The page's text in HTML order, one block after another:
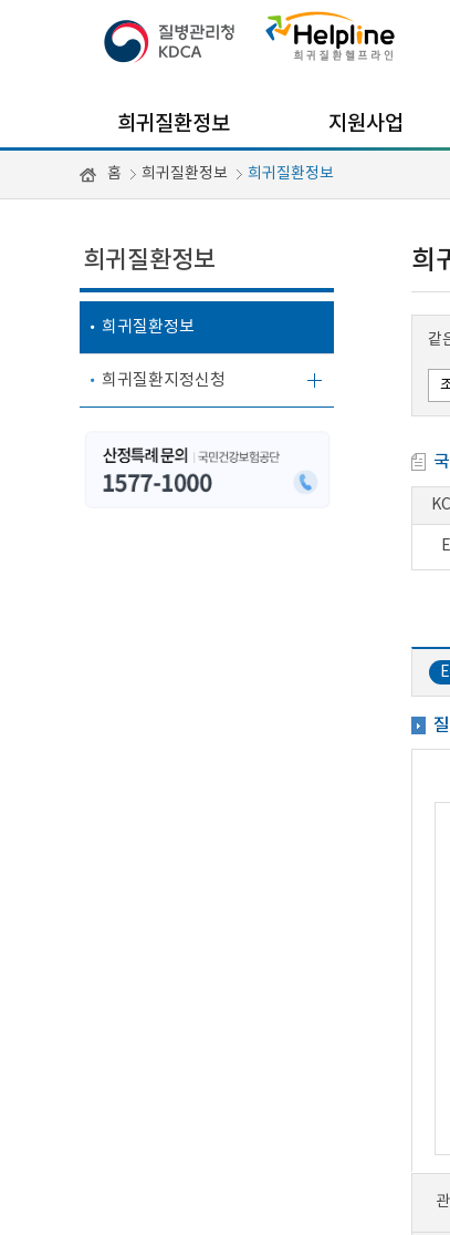
희귀질환정보 지원사업
홈 희귀질환정보 희귀질환정보
희귀질환정보
희귀질환정보
희귀질환지정신청
희
같